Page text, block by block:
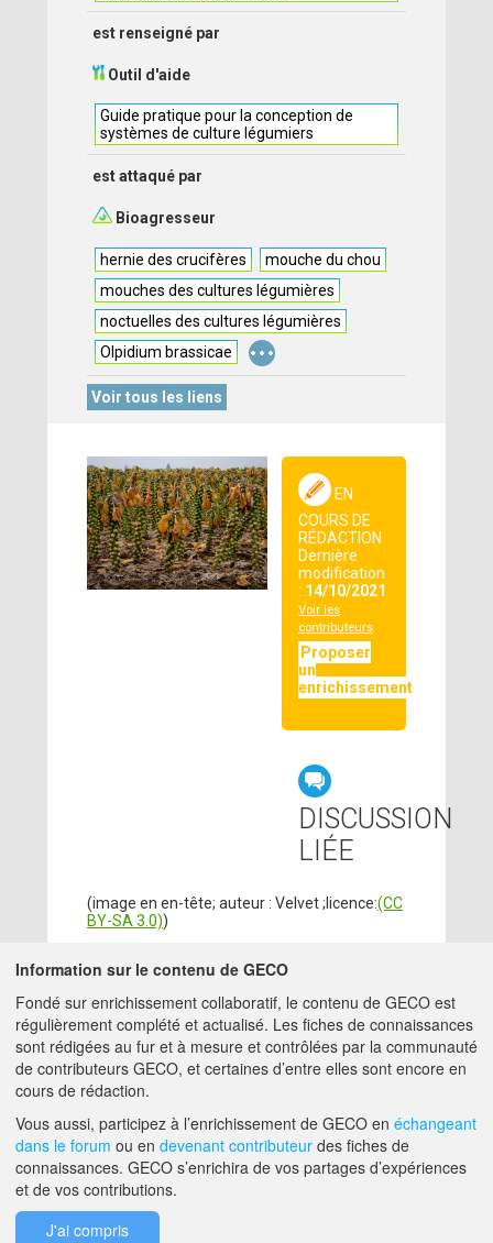
est renseigné par
Outil d'aide
Guide pratique pour la conception de
systèmes de culture légumiers
est attaqué par
Bioagresseur
hernie des crucifères
mouche du chou
mouches des cultures légumières
noctuelles des cultures légumières
Olpidium brassicae
...
Voir tous les liens
EN
COURS DE
RÉDACTION
Dernière
modification
: 14/10/2021
Voir les
contributeurs
Proposer
un
enrichissement
DISCUSSION
LIÉE
(image en en-tête; auteur : Velvet ;licence:(CC
BY-SA 3.0))
CONTRIBUTEURS
14/10/2021 ADMIN GECO
MATTHIEU.HIRSCHY@ACTA.ASSO.FR
A PROPOS DE GECO AIDE
F.A.Q.
Information sur le contenu de GECO
Fondé sur enrichissement collaboratif, le contenu de GECO est
régulièrement complété et actualisé. Les fiches de connaissances
sont rédigées au fur et à mesure et contrôlées par la communauté
de contributeurs GECO, et certaines d’entre elles sont encore en
cours de rédaction.
Vous aussi, participez à l’enrichissement de GECO en échangeant
dans le forum ou en devenant contributeur des fiches de
connaissances. GECO s’enrichira de vos partages d’expériences
et de vos contributions.
J'ai compris